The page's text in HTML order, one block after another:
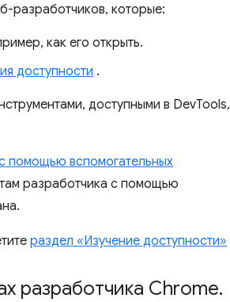
разработчиков, которые:
как его открыть.
доступности .
доступными в DevTools,
помощью вспомогательных
разработчика с помощью
раздел «Изучение доступности»
разработчика Chrome.